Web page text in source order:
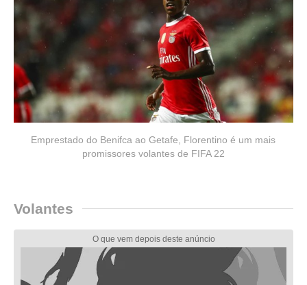
Emprestado do Benifca ao Getafe, Florentino é um mais
promissores volantes de FIFA 22
Volantes